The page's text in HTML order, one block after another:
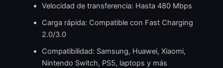
Velocidad de transferencia: Hasta 480 Mbps
Carga rápida: Compatible con Fast Charging
2.0/3.0
Compatibilidad: Samsung, Huawei, Xiaomi,
Nintendo Switch, PS5, laptops y más